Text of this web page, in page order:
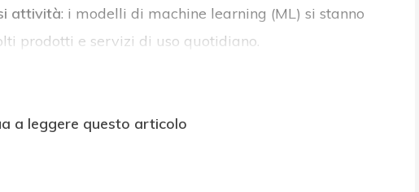
attività: i modelli di machine learning (ML) si stanno
prodotti e servizi di uso quotidiano.
a leggere questo articolo